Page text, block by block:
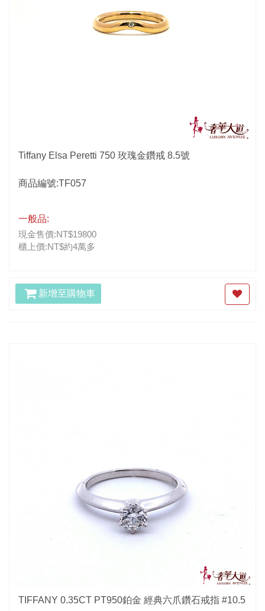
Tiffany Elsa Peretti 750 玫瑰金鑽戒 8.5號
商品編號:TF057
一般品:
現金售價:NT$19800
櫃上價:NT$約4萬多
新增至購物車
TIFFANY 0.35CT PT950鉑金 經典六爪鑽石戒指 #10.5